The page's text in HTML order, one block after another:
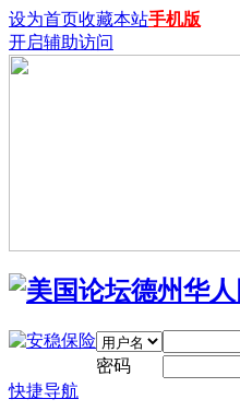
设为首页收藏本站手机版
开启辅助访问
密码
快捷导航